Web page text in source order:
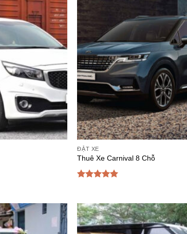
ĐẶT XE
Thuê Xe Carnival 8 Chỗ
sao